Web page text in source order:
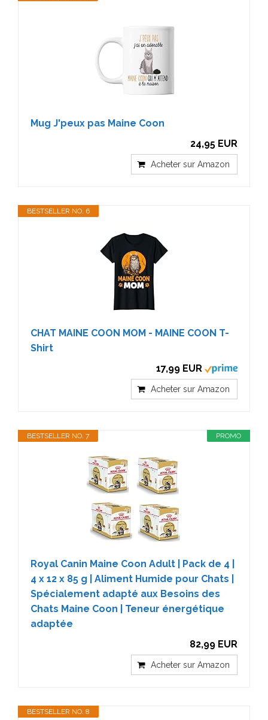
Mug J'peux pas Maine Coon
24,95 EUR
Acheter sur Amazon
BESTSELLER NO. 6
CHAT MAINE COON MOM - MAINE COON T-
Shirt
17,99 EUR
Acheter sur Amazon
PROMO
BESTSELLER NO. 7
Royal Canin Maine Coon Adult | Pack de 4 |
4 x 12 x 85 g | Aliment Humide pour Chats |
Spécialement adapté aux Besoins des
Chats Maine Coon | Teneur énergétique
adaptée
82,99 EUR
Acheter sur Amazon
BESTSELLER NO. 8